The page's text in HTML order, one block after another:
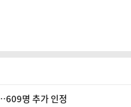
명 추가 인정